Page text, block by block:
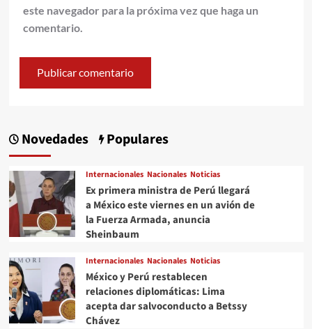
este navegador para la próxima vez que haga un
comentario.
Novedades Populares
Internacionales Nacionales Noticias
Ex primera ministra de Perú llegará
a México este viernes en un avión de
la Fuerza Armada, anuncia
Sheinbaum
Internacionales Nacionales Noticias
México y Perú restablecen
relaciones diplomáticas: Lima
acepta dar salvoconducto a Betssy
Chávez